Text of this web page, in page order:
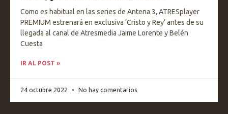
Como es habitual en las series de Antena 3, ATRESplayer
PREMIUM estrenará en exclusiva ‘Cristo y Rey’ antes de su
llegada al canal de Atresmedia Jaime Lorente y Belén
Cuesta
IR AL POST »
24 octubre 2022 No hay comentarios